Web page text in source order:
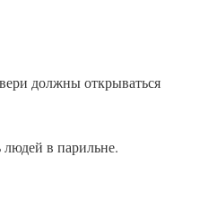
должны открываться
в парильне.